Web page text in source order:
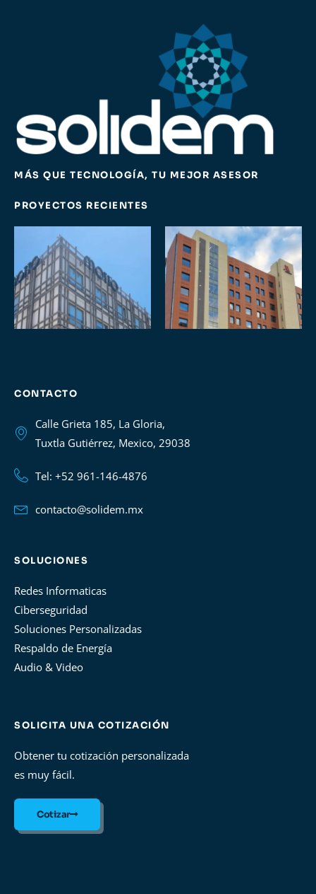
MÁS QUE TECNOLOGÍA, TU MEJOR ASESOR
PROYECTOS RECIENTES
CONTACTO
Calle Grieta 185, La Gloria,
Tuxtla Gutiérrez, Mexico, 29038
Tel: +52 961-146-4876
contacto@solidem.mx
SOLUCIONES
Redes Informaticas
Ciberseguridad
Soluciones Personalizadas
Respaldo de Energía
Audio & Video
SOLICITA UNA COTIZACIÓN
Obtener tu cotización personalizada
es muy fácil.
Cotizar